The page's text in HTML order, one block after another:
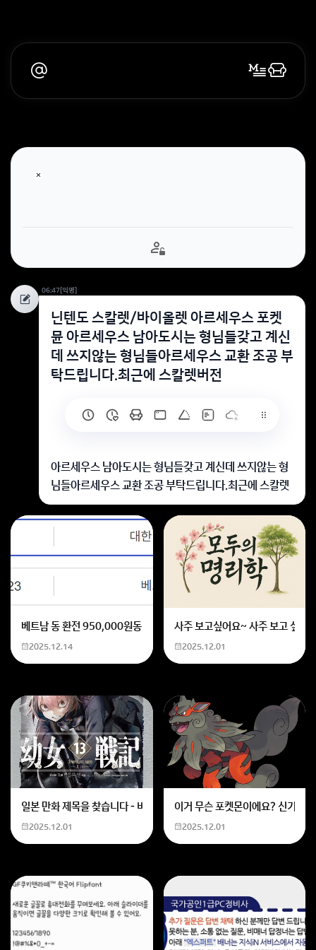
06:47[익명]
닌텐도 스칼렛/바이올렛 아르세우스 포켓
뮨 아르세우스 남아도시는 형님들갖고 계신
데 쓰지않는 형님들아르세우스 교환 조공 부
탁드립니다.최근에 스칼렛버전
아르세우스 남아도시는 형님들갖고 계신데 쓰지않는 형
님들아르세우스 교환 조공 부탁드립니다.최근에 스칼렛
버전 접해서 너무 재밌게하고있는데너무 써보고싶네요
성에 안차시겠지만 뮤츠 이로치로교환 조공 부탁드립니
없으니까 레알세 사서 재미나게 플레이 하십쇼.
회원가입 혹은 광고 [X]를 누르면 내용이 보입니다
베트남 동 환전 950,000원동 한화 계산할때0하나 빼고 나누기 2하면
2025.12.14
사주 보고싶어요~ 사주 보고 싶
2025.12.01
일본 만화 제목을 찾습니다 - 비행 마법 저격 여자 기억하기로는 위의 내
2025.12.01
이거 무슨 포켓몬이에요? 신기하
2025.12.01